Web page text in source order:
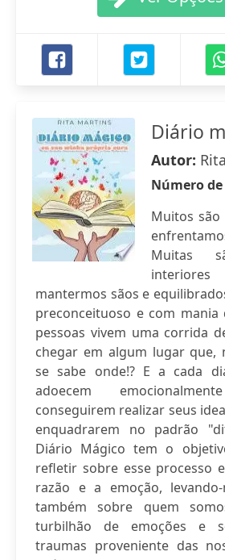
Diário
Autor:
Número
Muitos
Muitas
mantermos sãos e
preconceituoso e com mania
pessoas vivem uma corrida
chegar em algum lugar que,
se sabe onde!? E a cada
adoecem
conseguirem realizar seus
enquadrarem no padrão
Diário Mágico tem o
refletir sobre esse processo
razão e a emoção,
também sobre quem
turbilhão de emoções e
traumas proveniente das